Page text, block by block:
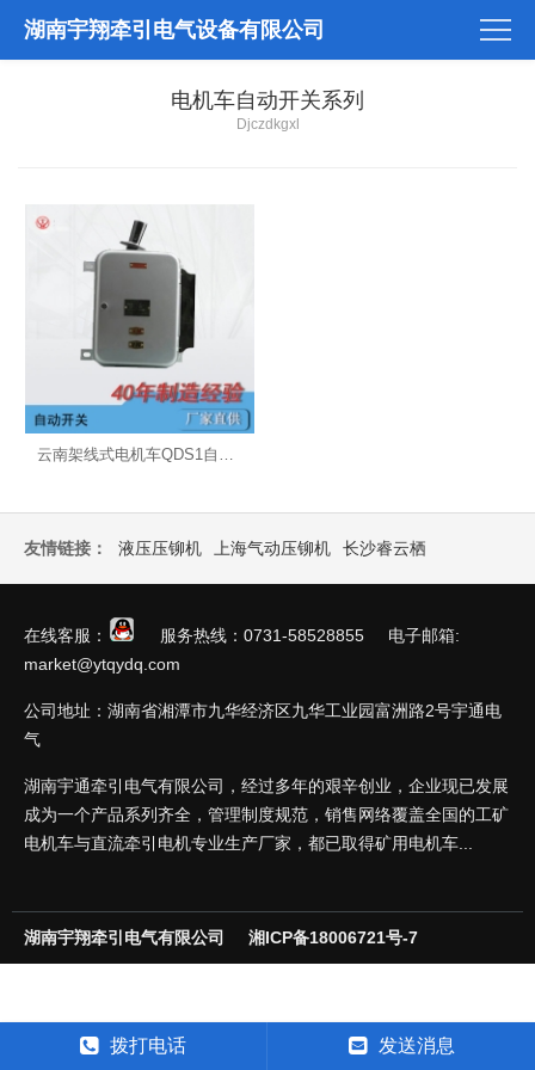
湖南宇翔牵引电气设备有限公司
电机车自动开关系列
Djczdkgxl
友情链接： 液压压铆机 上海气动压铆机 长沙睿云栖
在线客服：
服务热线：0731-58528855 电子邮箱:
market@ytqydq.com
公司地址：湖南省湘潭市九华经济区九华工业园富洲路2号宇通电
气
湖南宇通牵引电气有限公司，经过多年的艰辛创业，企业现已发展
成为一个产品系列齐全，管理制度规范，销售网络覆盖全国的工矿
电机车与直流牵引电机专业生产厂家，都已取得矿用电机车...
湖南宇翔牵引电气有限公司 湘ICP备18006721号-7
拨打电话 发送消息